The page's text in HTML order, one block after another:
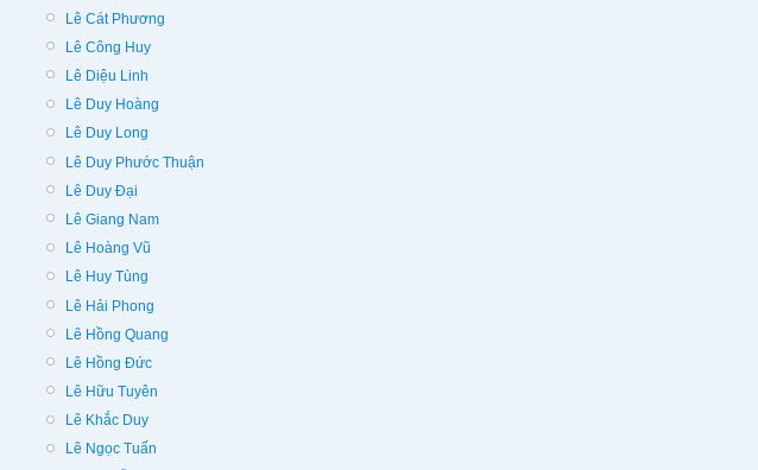
Lê Cát Phương
Lê Công Huy
Lê Diệu Linh
Lê Duy Hoàng
Lê Duy Long
Lê Duy Phước Thuận
Lê Duy Đại
Lê Giang Nam
Lê Hoàng Vũ
Lê Huy Tùng
Lê Hải Phong
Lê Hồng Quang
Lê Hồng Đức
Lê Hữu Tuyên
Lê Khắc Duy
Lê Ngọc Tuấn